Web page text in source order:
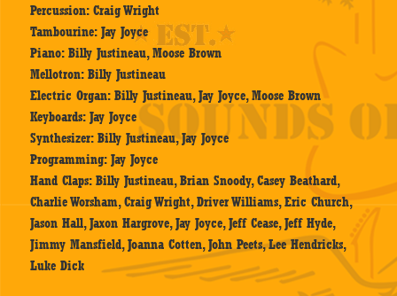
Percussion: Craig Wright
Tambourine: Jay Joyce
Piano: Billy Justineau, Moose Brown
Mellotron: Billy Justineau
Electric Organ: Billy Justineau, Jay Joyce, Moose Brown
Keyboards: Jay Joyce
Synthesizer: Billy Justineau, Jay Joyce
Programming: Jay Joyce
Hand Claps: Billy Justineau, Brian Snoody, Casey Beathard,
Charlie Worsham, Craig Wright, Driver Williams, Eric Church,
Jason Hall, Jaxon Hargrove, Jay Joyce, Jeff Cease, Jeff Hyde,
Jimmy Mansfield, Joanna Cotten, John Peets, Lee Hendricks,
Luke Dick